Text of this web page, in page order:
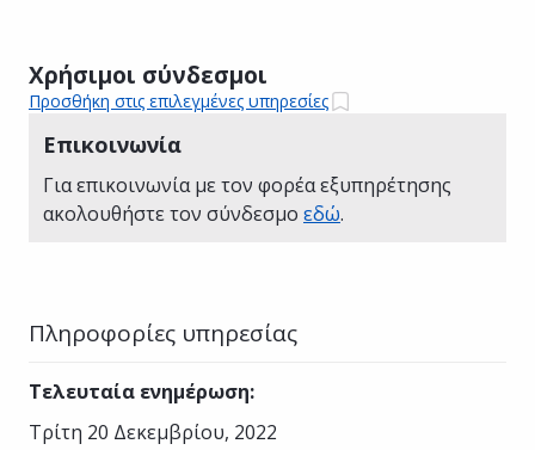
Χρήσιμοι σύνδεσμοι
Προσθήκη στις επιλεγμένες υπηρεσίες
Επικοινωνία
Για επικοινωνία με τον φορέα εξυπηρέτησης
ακολουθήστε τον σύνδεσμο εδώ.
Πληροφορίες υπηρεσίας
Τελευταία ενημέρωση:
Τρίτη 20 Δεκεμβρίου, 2022